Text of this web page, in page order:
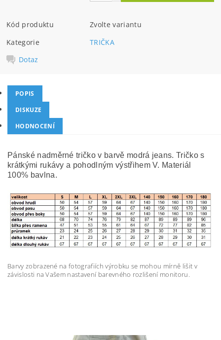
Kód produktu
Zvolte variantu
Kategorie
TRIČKA
Dotaz
POPIS
DISKUZE
HODNOCENÍ
Pánské nadměrné tričko v barvě modrá jeans. Tričko s
krátkými rukávy a pohodlným výstřihem V. Materiál
100% bavlna.
Barvy zobrazené na fotografiích výrobku se mohou mírně lišit v
závislosti na Vašem nastavení barevného rozlišení monitoru.